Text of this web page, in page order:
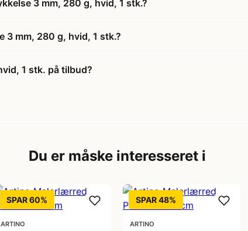
3 mm, 280 g, hvid, 1 stk.?
3 mm, 280 g, hvid, 1 stk.?
1 stk. på tilbud?
Du er måske interesseret i
SPAR 60%
ARTINO
SPAR 48%
ARTINO